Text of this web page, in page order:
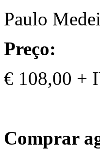
Paulo
Preço:
€ 108,00 +
Comprar